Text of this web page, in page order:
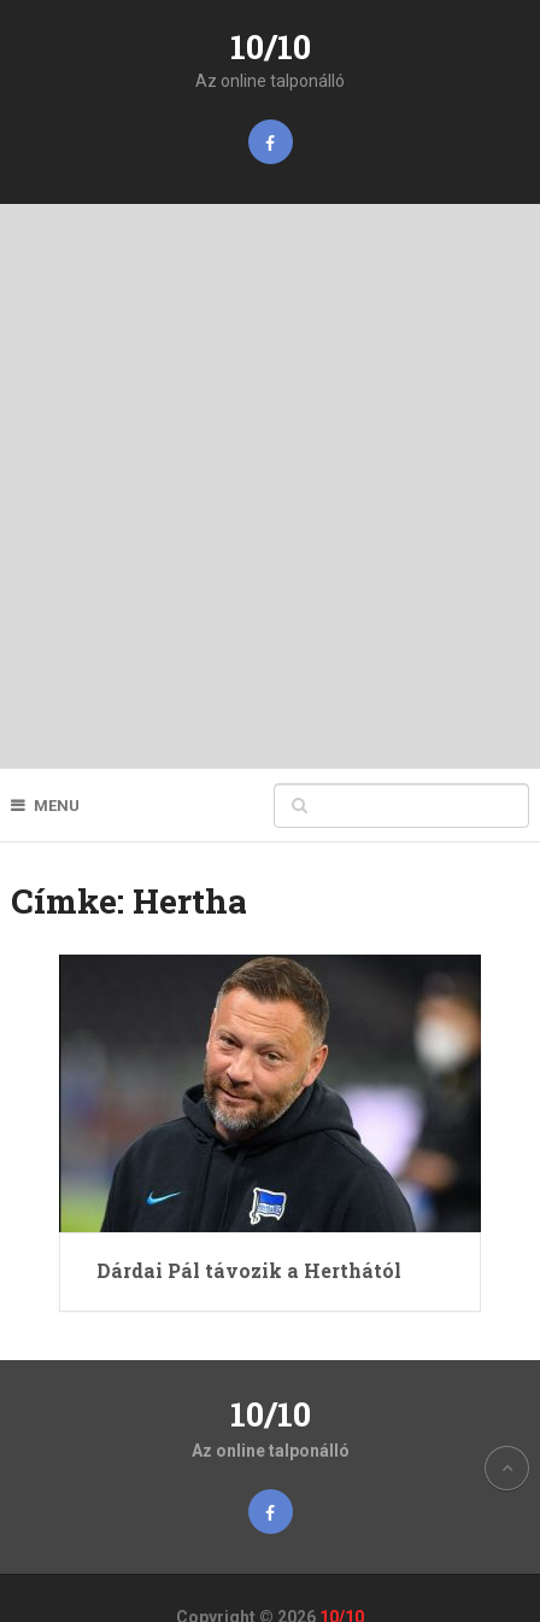
10/10
Az online talponálló
MENU
Címke: Hertha
Dárdai Pál távozik a Herthától
10/10
Az online talponálló
Copyright © 2026 10/10